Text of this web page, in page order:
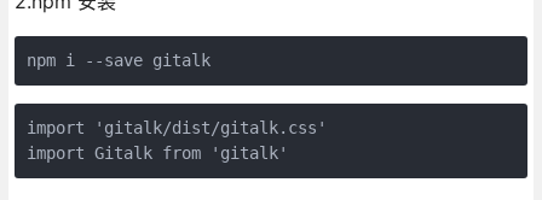
npm i --save gitalk
import 'gitalk/dist/gitalk.css'
import Gitalk from 'gitalk'